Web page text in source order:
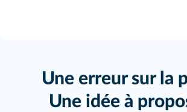
Une erreur sur la
Une idée à